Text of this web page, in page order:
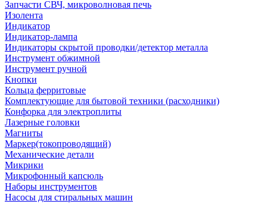
Запчасти СВЧ, микроволновая печь
Изолента
Индикатор
Индикатор-лампа
Индикаторы скрытой проводки/детектор металла
Инструмент обжимной
Инструмент ручной
Кнопки
Кольца ферритовые
Комплектующие для бытовой техники (расходники)
Конфорка для электроплиты
Лазерные головки
Магниты
Маркер(токопроводящий)
Механические детали
Микрики
Микрофонный капсюль
Наборы инструментов
Насосы для стиральных машин